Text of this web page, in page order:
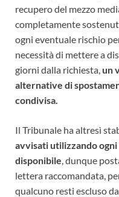
recupero del mezzo
completamente
ogni eventuale rischio
necessità di mettere a
giorni dalla richiesta, un
alternative di
condivisa.
Il Tribunale ha altresì
avvisati utilizzando
disponibile, dunque
lettera raccomandata,
qualcuno resti escluso